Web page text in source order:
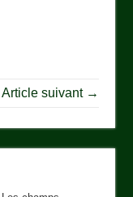
Article suivant →